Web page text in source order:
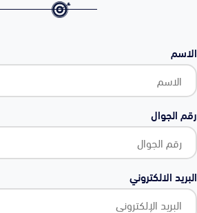
الاسم
رقم الجوال
البريد الالكتروني